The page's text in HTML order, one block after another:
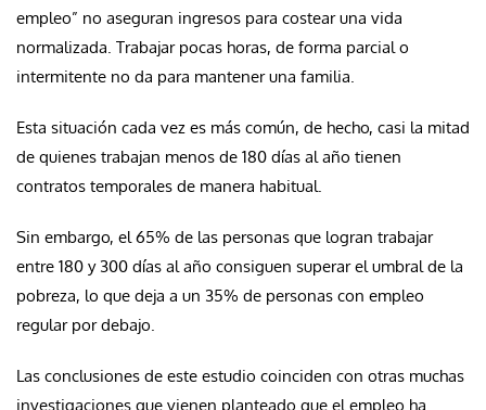
empleo” no aseguran ingresos para costear una vida
normalizada. Trabajar pocas horas, de forma parcial o
intermitente no da para mantener una familia.
Esta situación cada vez es más común, de hecho, casi la mitad
de quienes trabajan menos de 180 días al año tienen
contratos temporales de manera habitual.
Sin embargo, el 65% de las personas que logran trabajar
entre 180 y 300 días al año consiguen superar el umbral de la
pobreza, lo que deja a un 35% de personas con empleo
regular por debajo.
Las conclusiones de este estudio coinciden con otras muchas
investigaciones que vienen planteado que el empleo ha